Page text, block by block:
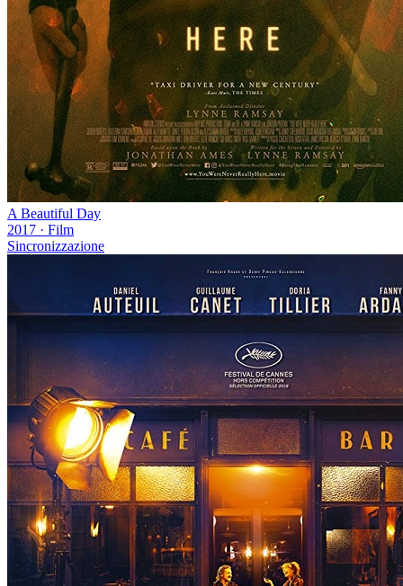
A Beautiful Day
2017 · Film
Sincronizzazione